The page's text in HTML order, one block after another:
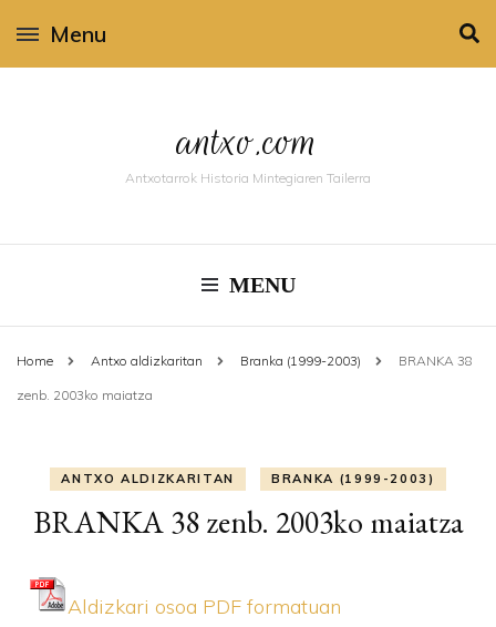
Menu
antxo.com
Antxotarrok Historia Mintegiaren Tailerra
MENU
Home Antxo aldizkaritan Branka (1999-2003) BRANKA 38
zenb. 2003ko maiatza
ANTXO ALDIZKARITAN BRANKA (1999-2003)
BRANKA 38 zenb. 2003ko maiatza
Aldizkari osoa PDF formatuan